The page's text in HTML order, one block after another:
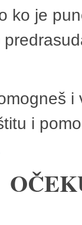
ko je
i